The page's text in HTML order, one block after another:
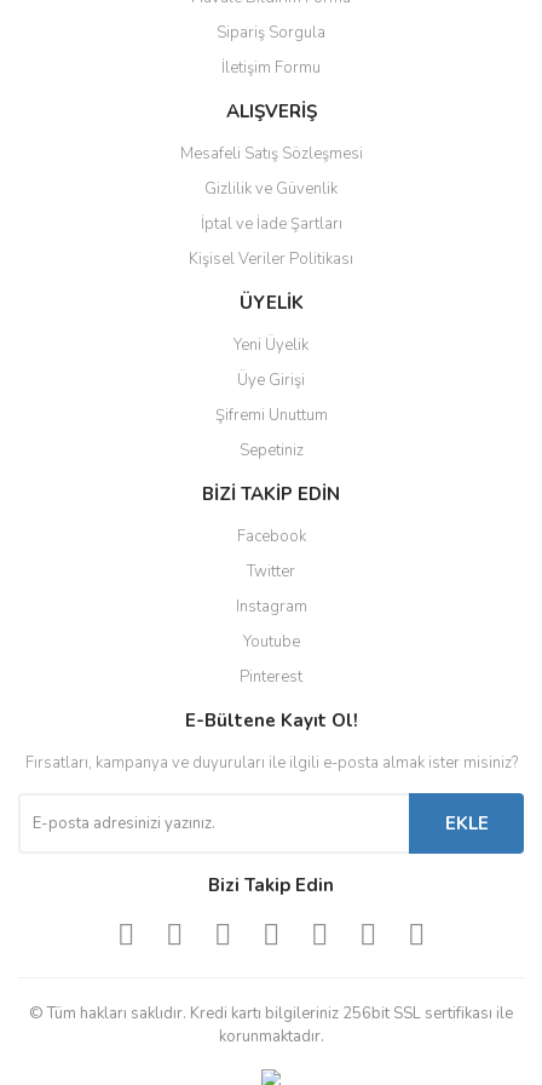
Ürün bilgilerinde hatalar bulunuyor.
Ürün fiyatı diğer sitelerden daha pahalı.
Bu ürüne benzer farklı alternatifler olmalı.
Gönder
Sipariş Sorgula
İletişim Formu
ALIŞVERİŞ
Mesafeli Satış Sözleşmesi
Gizlilik ve Güvenlik
İptal ve İade Şartları
Kişisel Veriler Politikası
ÜYELİK
Yeni Üyelik
Üye Girişi
Şifremi Unuttum
Sepetiniz
BİZİ TAKİP EDİN
Facebook
Twitter
Instagram
Youtube
Pinterest
E-Bültene Kayıt Ol!
Fırsatları, kampanya ve duyuruları ile ilgili e-posta almak ister misiniz?
EKLE
Bizi Takip Edin
© Tüm hakları saklıdır. Kredi kartı bilgileriniz 256bit SSL sertifikası ile
korunmaktadır.